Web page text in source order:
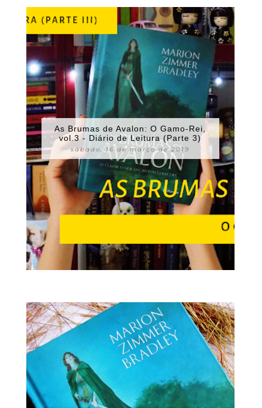
As Brumas de Avalon: O Gamo-Rei,
vol.3 - Diário de Leitura (Parte 3)
sábado, 16 de março de 2019